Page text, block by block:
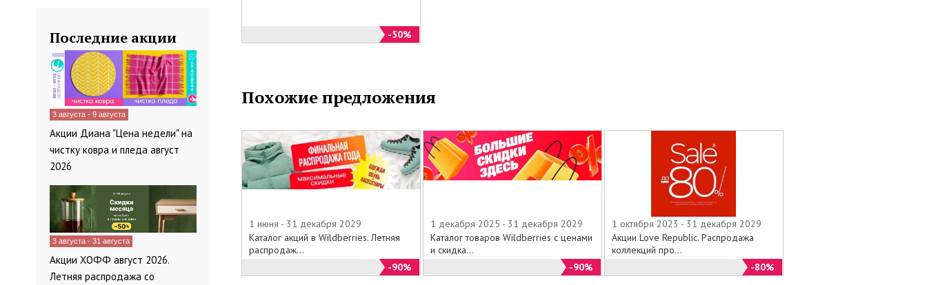
-50%
Похожие предложения
1 июня - 31 декабря 2029
Каталог акций в Wildberries. Летняя
распродаж...
-90%
1 декабря 2025 - 31 декабря 2029
Каталог товаров Wildberries с ценами
и скидка...
-90%
1 октября 2023 - 31 декабря 2029
Акции Love Republic. Распродажа
коллекций про...
-80%
Последние акции
3 августа - 9 августа
Акции Диана "Цена недели" на
чистку ковра и пледа август
2026
3 августа - 31 августа
Акции ХОФФ август 2026.
Летняя распродажа со